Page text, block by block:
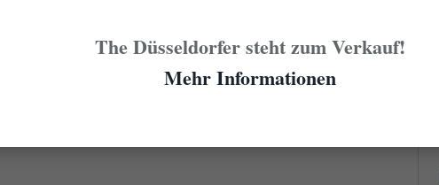
The Düsseldorfer steht zum Verkauf!
Mehr Informationen